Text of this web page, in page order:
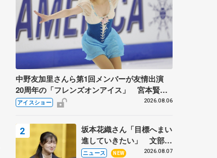
中野友加里さんら第1回メンバーが友情出演
20周年の「フレンズオンアイス」 宮本賢二
さん、有川梨絵さん、田村岳斗さんも
アイスショー 2026.08.06
坂本花織さん「目標へまい
進していきたい」 文部科
学省スポーツ表彰式で代表
ニュース NEW 2026.08.07